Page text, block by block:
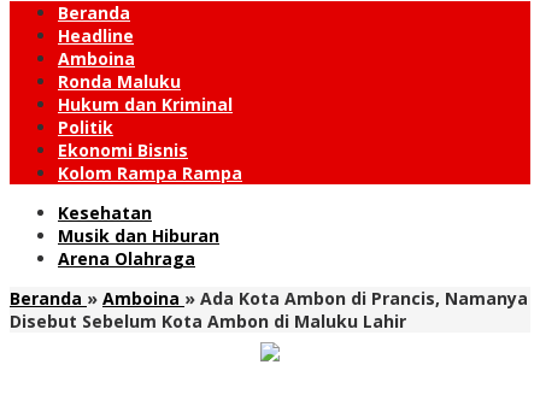
Beranda
Headline
Amboina
Ronda Maluku
Hukum dan Kriminal
Politik
Ekonomi Bisnis
Kolom Rampa Rampa
Kesehatan
Musik dan Hiburan
Arena Olahraga
Beranda » Amboina » Ada Kota Ambon di Prancis, Namanya
Disebut Sebelum Kota Ambon di Maluku Lahir